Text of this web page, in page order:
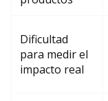
Dificultad
para medir el
impacto real